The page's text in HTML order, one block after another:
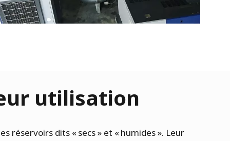
utilisation
réservoirs dits « secs » et « humides ». Leur